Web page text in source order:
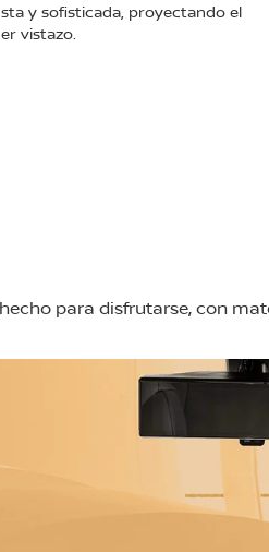
y sofisticada, proyectando el
vistazo.
para disfrutarse, con